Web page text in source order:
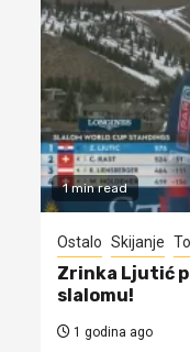
1 min read
Ostalo Skijanje
Zrinka Ljutić
slalomu!
1 godina ago